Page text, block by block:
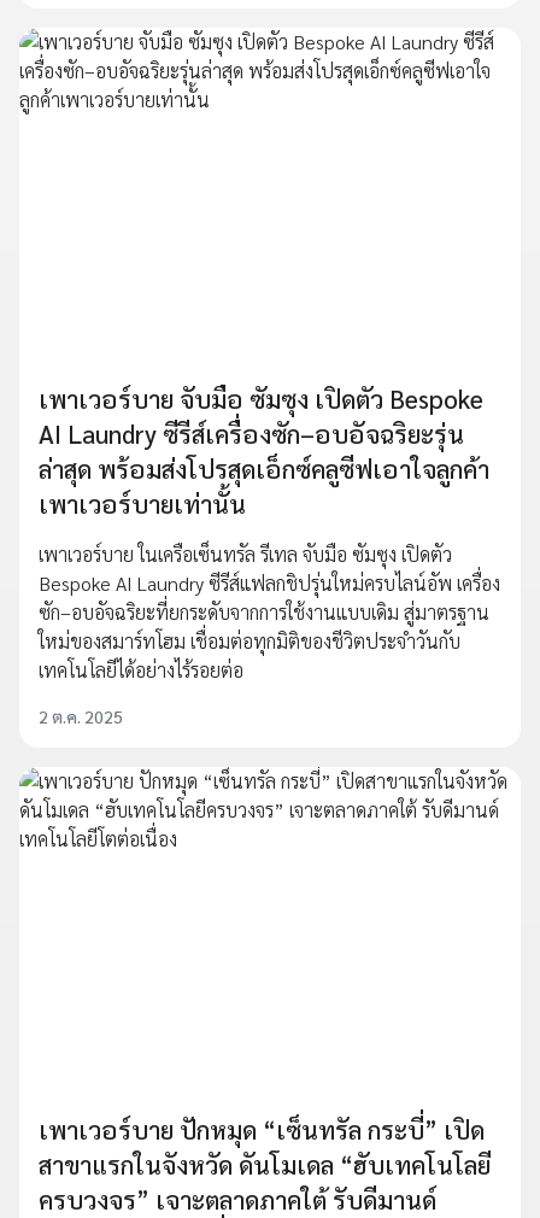
เพาเวอร์บาย จับมือ ซัมซุง เปิดตัว Bespoke
AI Laundry ซีรีส์เครื่องซัก–อบอัจฉริยะรุ่น
ล่าสุด พร้อมส่งโปรสุดเอ็กซ์คลูซีฟเอาใจลูกค้า
เพาเวอร์บายเท่านั้น
เพาเวอร์บาย ในเครือเซ็นทรัล รีเทล จับมือ ซัมซุง เปิดตัว
Bespoke AI Laundry ซีรีส์แฟลกชิปรุ่นใหม่ครบไลน์อัพ เครื่อง
ซัก–อบอัจฉริยะที่ยกระดับจากการใช้งานแบบเดิม สู่มาตรฐาน
ใหม่ของสมาร์ทโฮม เชื่อมต่อทุกมิติของชีวิตประจำวันกับ
เทคโนโลยีได้อย่างไร้รอยต่อ
2 ต.ค. 2025
เพาเวอร์บาย ปักหมุด “เซ็นทรัล กระบี่” เปิด
สาขาแรกในจังหวัด ดันโมเดล “ฮับเทคโนโลยี
ครบวงจร” เจาะตลาดภาคใต้ รับดีมานด์